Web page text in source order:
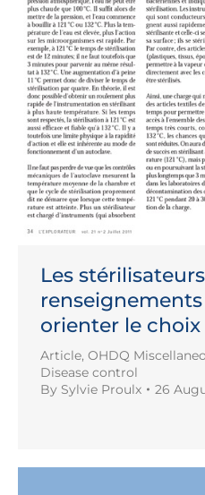
Les
orienter le choix
Article, OHDQ
Disease control
By Sylvie Proulx 26